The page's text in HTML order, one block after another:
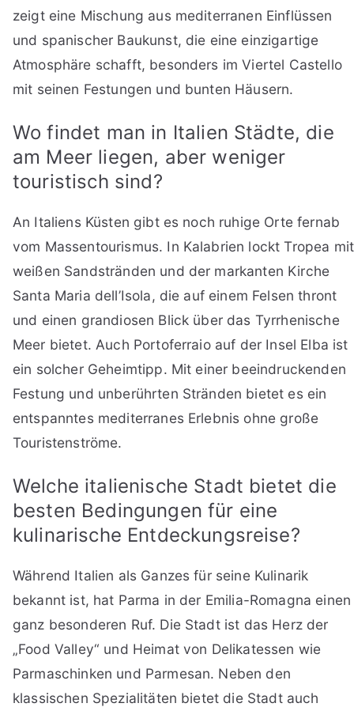
zeigt eine Mischung aus mediterranen Einflüssen
und spanischer Baukunst, die eine einzigartige
Atmosphäre schafft, besonders im Viertel Castello
mit seinen Festungen und bunten Häusern.
Wo findet man in Italien Städte, die
am Meer liegen, aber weniger
touristisch sind?
An Italiens Küsten gibt es noch ruhige Orte fernab
vom Massentourismus. In Kalabrien lockt Tropea mit
weißen Sandstränden und der markanten Kirche
Santa Maria dell’Isola, die auf einem Felsen thront
und einen grandiosen Blick über das Tyrrhenische
Meer bietet. Auch Portoferraio auf der Insel Elba ist
ein solcher Geheimtipp. Mit einer beeindruckenden
Festung und unberührten Stränden bietet es ein
entspanntes mediterranes Erlebnis ohne große
Touristenströme.
Welche italienische Stadt bietet die
besten Bedingungen für eine
kulinarische Entdeckungsreise?
Während Italien als Ganzes für seine Kulinarik
bekannt ist, hat Parma in der Emilia-Romagna einen
ganz besonderen Ruf. Die Stadt ist das Herz der
„Food Valley“ und Heimat von Delikatessen wie
Parmaschinken und Parmesan. Neben den
klassischen Spezialitäten bietet die Stadt auch